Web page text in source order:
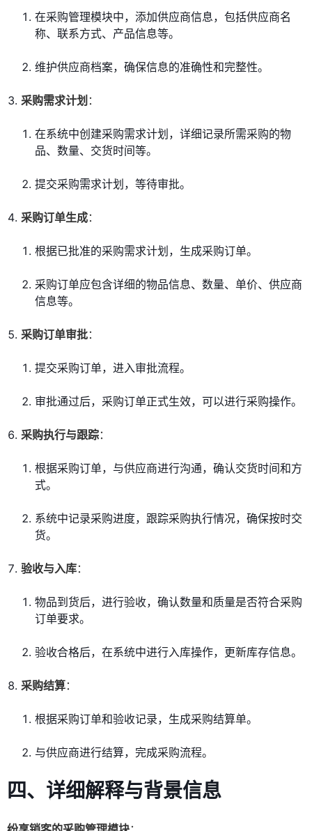
在采购管理模块中，添加供应商信息，包括供应商名
称、联系方式、产品信息等。
维护供应商档案，确保信息的准确性和完整性。
采购需求计划 ：
在系统中创建采购需求计划，详细记录所需采购的物
品、数量、交货时间等。
提交采购需求计划，等待审批。
采购订单生成：
根据已批准的采购需求计划，生成采购订单。
采购订单应包含详细的物品信息、数量、单价、供应商
信息等。
采购订单审批：
提交采购订单，进入审批流程。
审批通过后，采购订单正式生效，可以进行采购操作。
采购执行与跟踪：
根据采购订单，与供应商进行沟通，确认交货时间和方
式。
系统中记录采购进度，跟踪采购执行情况，确保按时交
货。
验收与入库：
物品到货后，进行验收，确认数量和质量是否符合采购
订单要求。
验收合格后，在系统中进行入库操作，更新库存信息。
采购结算：
根据采购订单和验收记录，生成采购结算单。
与供应商进行结算，完成采购流程。
四、详细解释与背景信息